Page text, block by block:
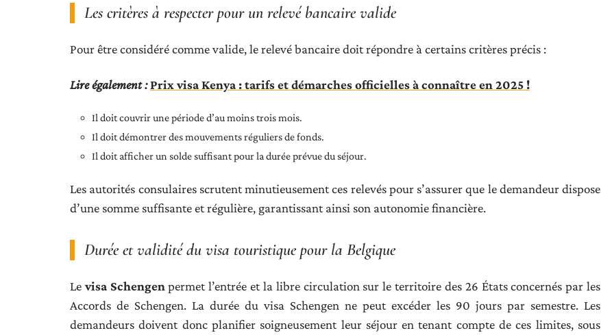
Les critères à respecter pour un relevé bancaire valide
Pour être considéré comme valide, le relevé bancaire doit répondre à certains critères précis :
Lire également :Prix visa Kenya : tarifs et démarches officielles à connaître en 2025 !
Il doit couvrir une période d’au moins trois mois.
Il doit démontrer des mouvements réguliers de fonds.
Il doit afficher un solde suffisant pour la durée prévue du séjour.
Les autorités consulaires scrutent minutieusement ces relevés pour s’assurer que le demandeur dispose
d’une somme suffisante et régulière, garantissant ainsi son autonomie financière.
Durée et validité du visa touristique pour la Belgique
Le visa Schengen permet l’entrée et la libre circulation sur le territoire des 26 États concernés par les
Accords de Schengen. La durée du visa Schengen ne peut excéder les 90 jours par semestre. Les
demandeurs doivent donc planifier soigneusement leur séjour en tenant compte de ces limites, sous